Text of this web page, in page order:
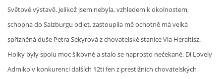
Světové výstavě. Jelikož jsem nebyla, vzhledem k okolnostem,
schopna do Salzburgu odjet, zastoupila mě ochotně má velká
spřízněná duše Petra Sekyrová z chovatelské stanice Via Heraltisz.
Holky byly spolu moc šikovné a stalo se naprosto nečekané. Di Lovely
Admiko v konkurenci dalších 12ti fen z prestižních chovatelských